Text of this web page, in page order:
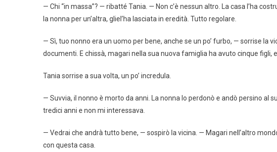
— Chi “in massa”? — ribatté Tania. — Non c’è nessun altro. La casa l’ha
la nonna per un’altra, gliel’ha lasciata in eredità. Tutto regolare.
— Sì, tuo nonno era un uomo per bene, anche se un po’ furbo, — sorrise la
documenti. E chissà, magari nella sua nuova famiglia ha avuto cinque
Tania sorrise a sua volta, un po’ incredula.
— Suvvia, il nonno è morto da anni. La nonna lo perdonò e andò persino al
tredici anni e non mi interessava.
— Vedrai che andrà tutto bene, — sospirò la vicina. — Magari nell’altro
con questa casa.